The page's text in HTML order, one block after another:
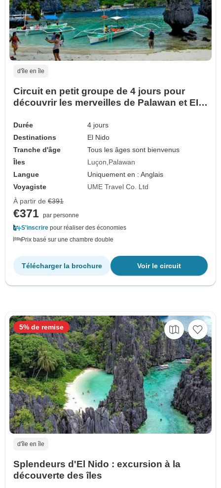
d'île en île
Circuit en petit groupe de 4 jours pour
découvrir les merveilles de Palawan et EI
Durée
4 jours
Destinations
El Nido
Tranche d'âge
Tous les âges sont bienvenus
Îles
Luçon Palawan
Langue
Uniquement en : Anglais
Voyagiste
UME Travel Co. Ltd
À partir de €391
€371 par personne
S'inscrire pour réaliser des économies
Prix basé sur une chambre double
Voir le circuit
Télécharger la brochure
d'île en île
Splendeurs d'El Nido : excursion à la
découverte des îles
5% de remise